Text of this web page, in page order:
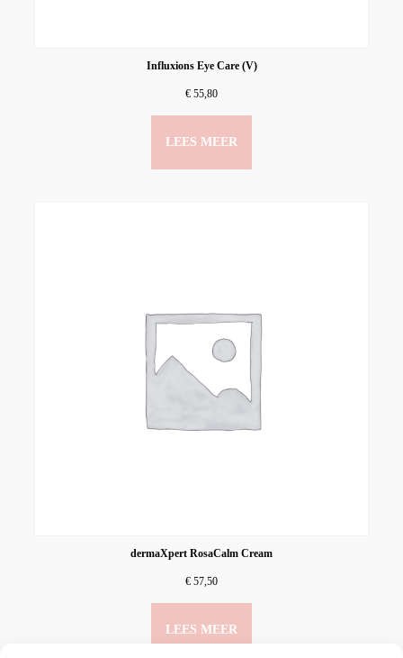
Influxions Eye Care (V)
€ 55,80
LEES MEER
dermaXpert RosaCalm Cream
€ 57,50
LEES MEER